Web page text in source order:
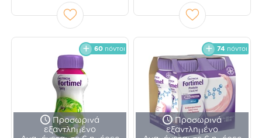
60 πόντοι
Προσωρινά
εξαντλημένο
74 πόντοι
Προσωρινά
εξαντλημένο